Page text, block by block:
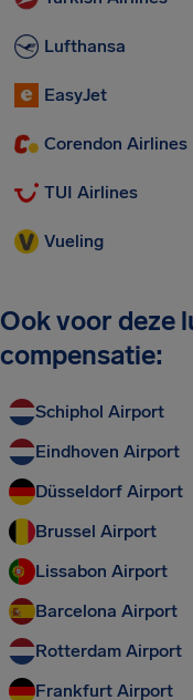
Lufthansa
EasyJet
Corendon Airlines
TUI Airlines
Vueling
Ook voor deze
compensatie:
Schiphol Airport
Eindhoven Airport
Düsseldorf Airport
Brussel Airport
Lissabon Airport
Barcelona Airport
Rotterdam Airport
Frankfurt Airport